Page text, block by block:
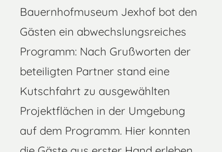
Bauernhofmuseum Jexhof bot den
Gästen ein abwechslungsreiches
Programm: Nach Grußworten der
beteiligten Partner stand eine
Kutschfahrt zu ausgewählten
Projektflächen in der Umgebung
auf dem Programm. Hier konnten